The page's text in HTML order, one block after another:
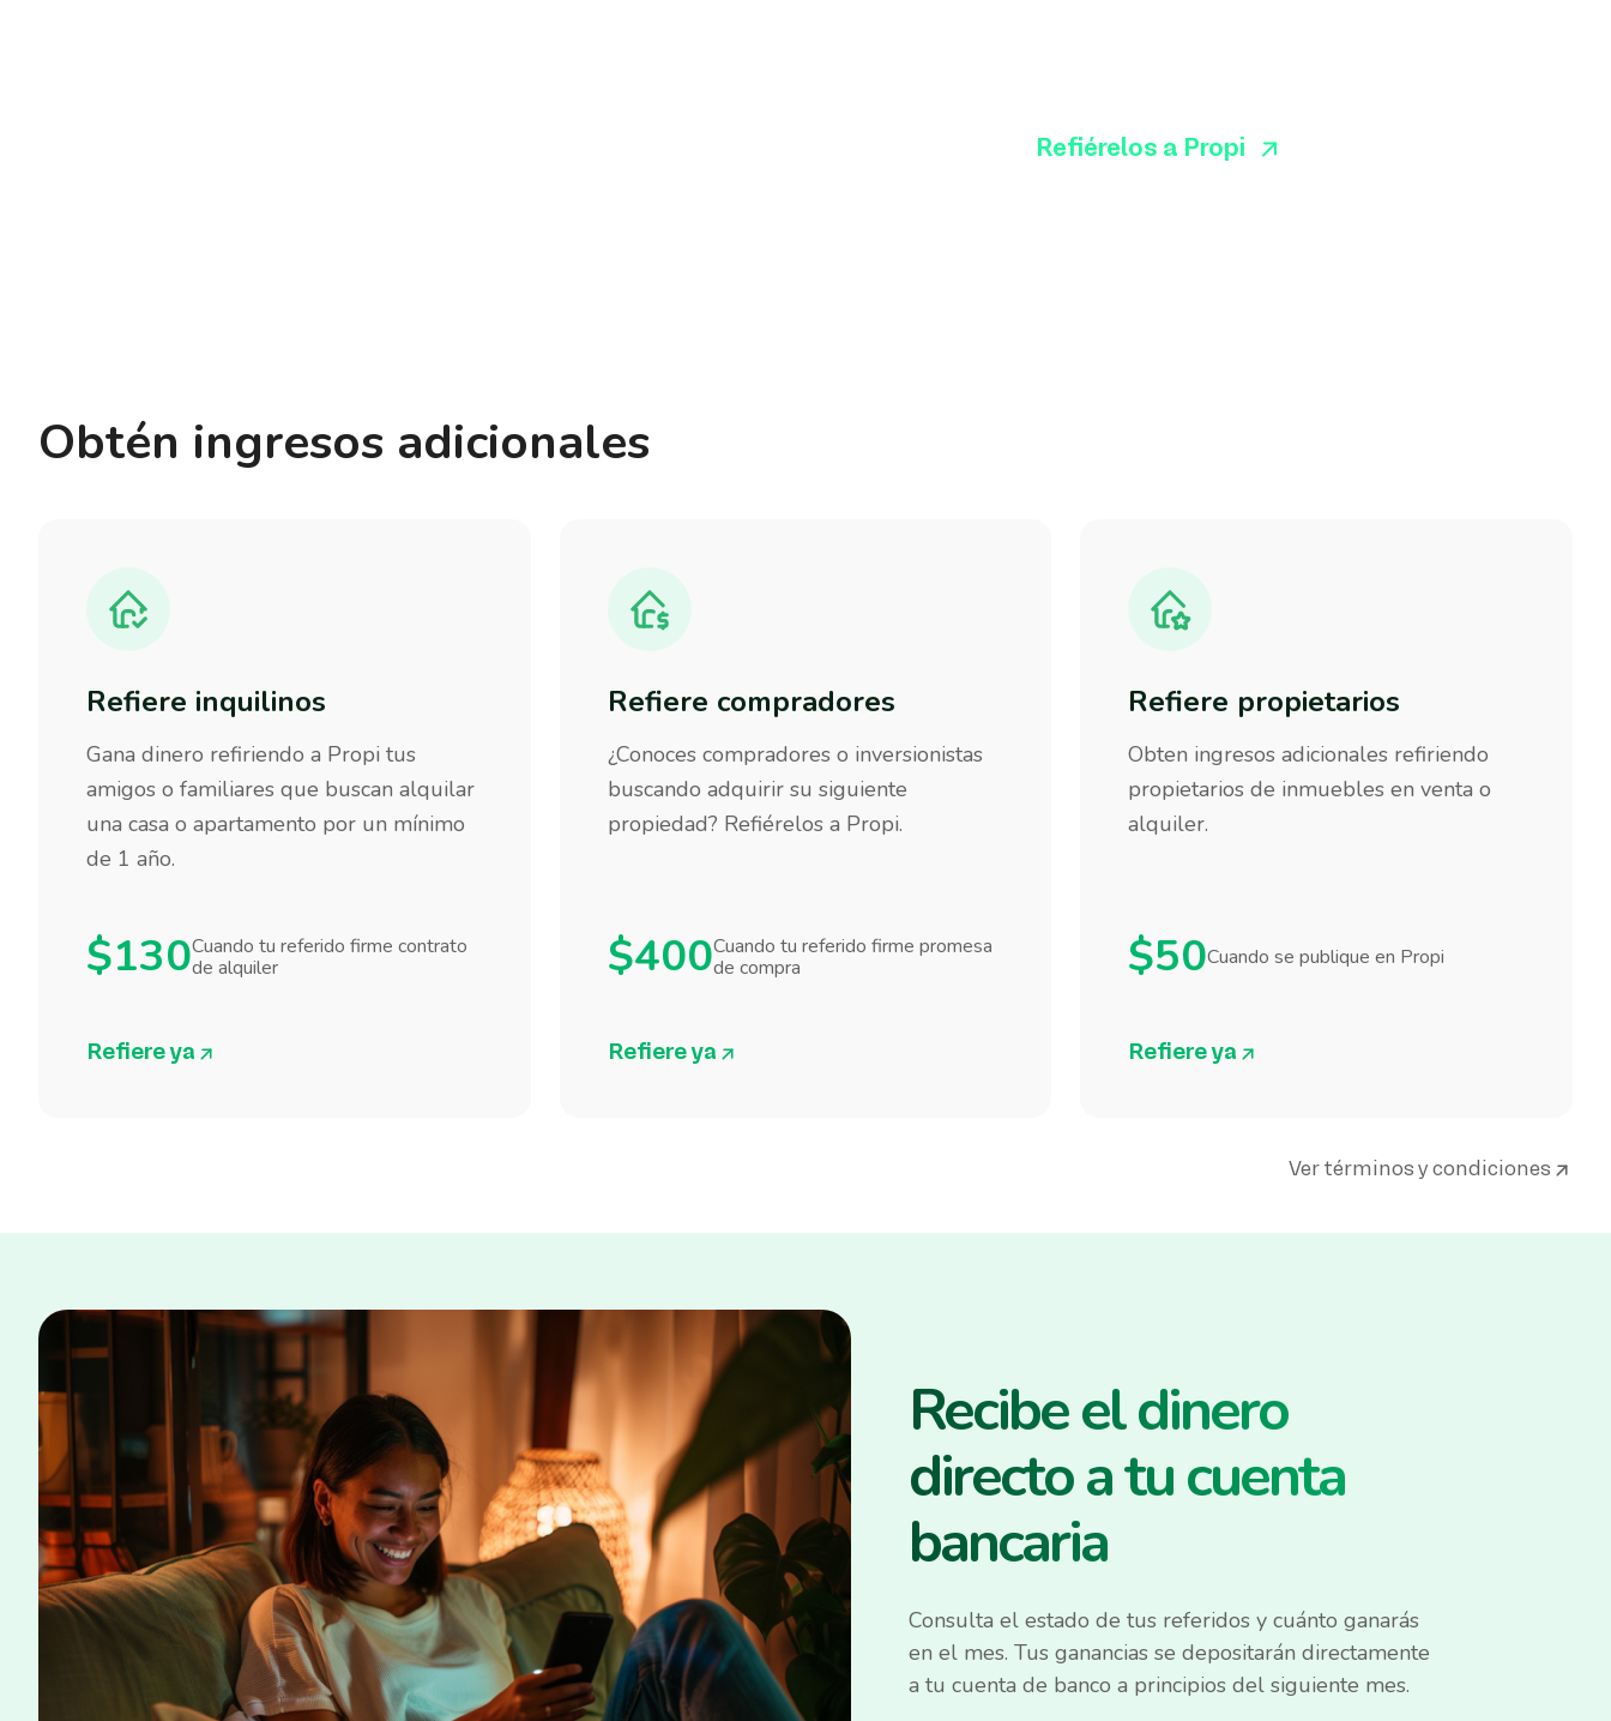
Refiérelos a Propi
Obtén ingresos adicionales
Refiere inquilinos
Gana dinero refiriendo a Propi tus
amigos o familiares que buscan alquilar
una casa o apartamento por un mínimo
de 1 año.
$130Cuando tu referido firme contrato
de alquiler
Refiere ya
Refiere compradores
¿Conoces compradores o inversionistas
buscando adquirir su siguiente
propiedad? Refiérelos a Propi.
$400Cuando tu referido firme promesa
de compra
Refiere ya
Refiere propietarios
Obten ingresos adicionales refiriendo
propietarios de inmuebles en venta o
alquiler.
$50Cuando se publique en Propi
Refiere ya
Ver términos y condiciones
Recibe el dinero
directo a tu cuenta
bancaria
Consulta el estado de tus referidos y cuánto ganarás
en el mes. Tus ganancias se depositarán directamente
a tu cuenta de banco a principios del siguiente mes.